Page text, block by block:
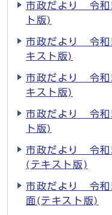
市政だより 令
ト版)
市政だより 令
キスト版)
市政だより 令
キスト版)
市政だより 令
ト版)
市政だより 令
(テキスト版)
市政だより 令
面(テキスト版)